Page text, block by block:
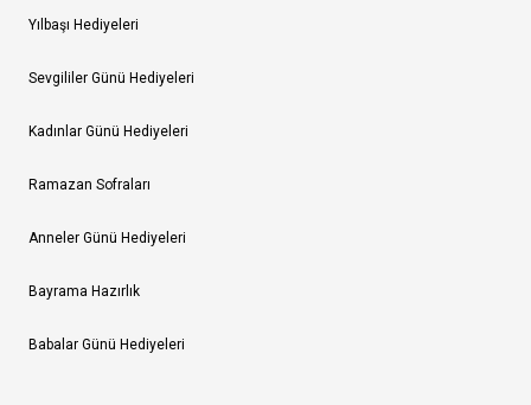
Yılbaşı Hediyeleri
Sevgililer Günü Hediyeleri
Kadınlar Günü Hediyeleri
Ramazan Sofraları
Anneler Günü Hediyeleri
Bayrama Hazırlık
Babalar Günü Hediyeleri